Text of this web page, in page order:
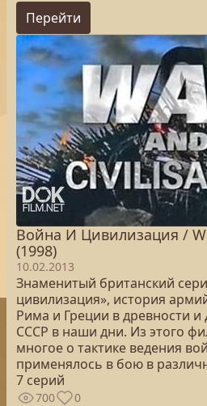
Перейти
Война И Цивилизация /
(1998)
10.02.2013
Знаменитый британский
цивилизация», история
Рима и Греции в древности
СССР в наши дни. Из этого
многое о тактике ведения
применялось в бою в
7 серий
700 0